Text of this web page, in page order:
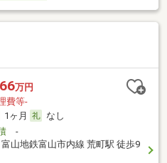
万円
費等-
1ヶ月
なし
-
富山地鉄富山市内線 荒町駅 徒歩9